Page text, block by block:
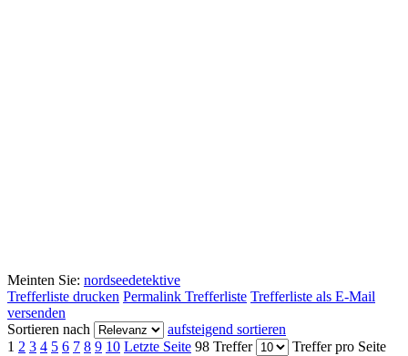
Meinten Sie: nordseedetektive
Trefferliste drucken Permalink Trefferliste Trefferliste als E-Mail
versenden
Sortieren nach
aufsteigend sortieren
1 2 3 4 5 6 7 8 9 10 Letzte Seite 98 Treffer Treffer pro Seite